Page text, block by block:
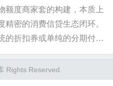
额度商家套的构建，本质上
精密的消费信贷生态闭环。
的折扣券或单纯的分期付款
据流交织而成的支付优化模
的核心逻辑在于，它并...
Rights Reserved.